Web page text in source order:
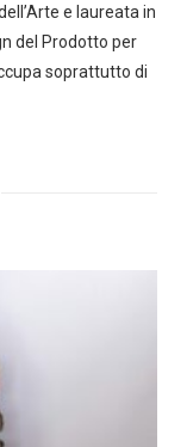
e laureata in
del Prodotto per
soprattutto di